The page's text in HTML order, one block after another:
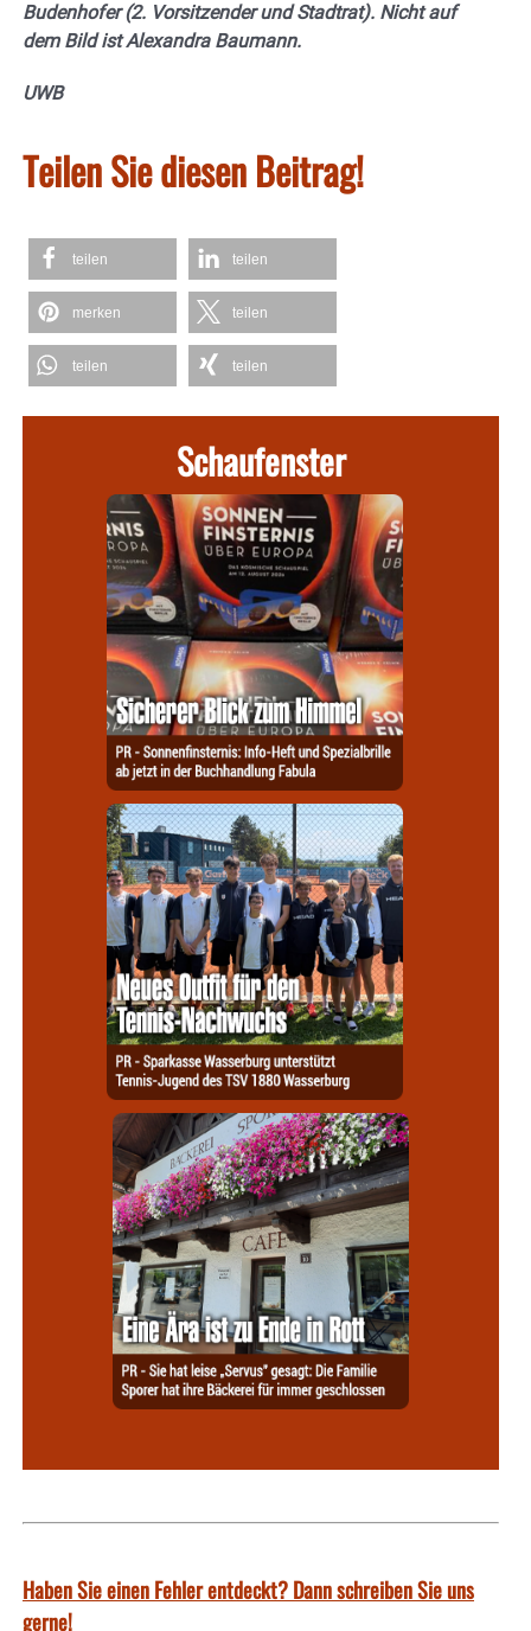
Budenhofer (2. Vorsitzender und Stadtrat). Nicht auf
dem Bild ist Alexandra Baumann.
UWB
Teilen Sie diesen Beitrag!
teilen teilen
merken teilen
teilen teilen
Schaufenster
Haben Sie einen Fehler entdeckt? Dann schreiben Sie uns
gerne!